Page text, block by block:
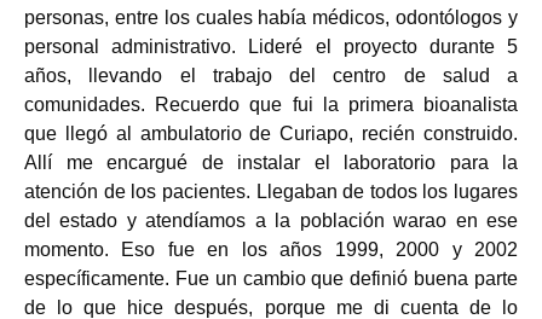
personas, entre los cuales había médicos, odontólogos y
personal administrativo. Lideré el proyecto durante 5
años, llevando el trabajo del centro de salud a
comunidades. Recuerdo que fui la primera bioanalista
que llegó al ambulatorio de Curiapo, recién construido.
Allí me encargué de instalar el laboratorio para la
atención de los pacientes. Llegaban de todos los lugares
del estado y atendíamos a la población warao en ese
momento. Eso fue en los años 1999, 2000 y 2002
específicamente. Fue un cambio que definió buena parte
de lo que hice después, porque me di cuenta de lo